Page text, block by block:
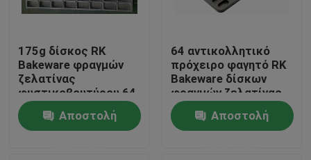
175g δίσκος RK
Bakeware φραγμών
ζελατίνας
φυστικοβουτύρου 64
κοιλότητες
αντικολλητικές
Αποστολή
64 αντικολλητικό
πρόχειρο φαγητό RK
Bakeware δίσκων
φραγμών ζελατίνας
κοιλοτήτων
Αποστολή